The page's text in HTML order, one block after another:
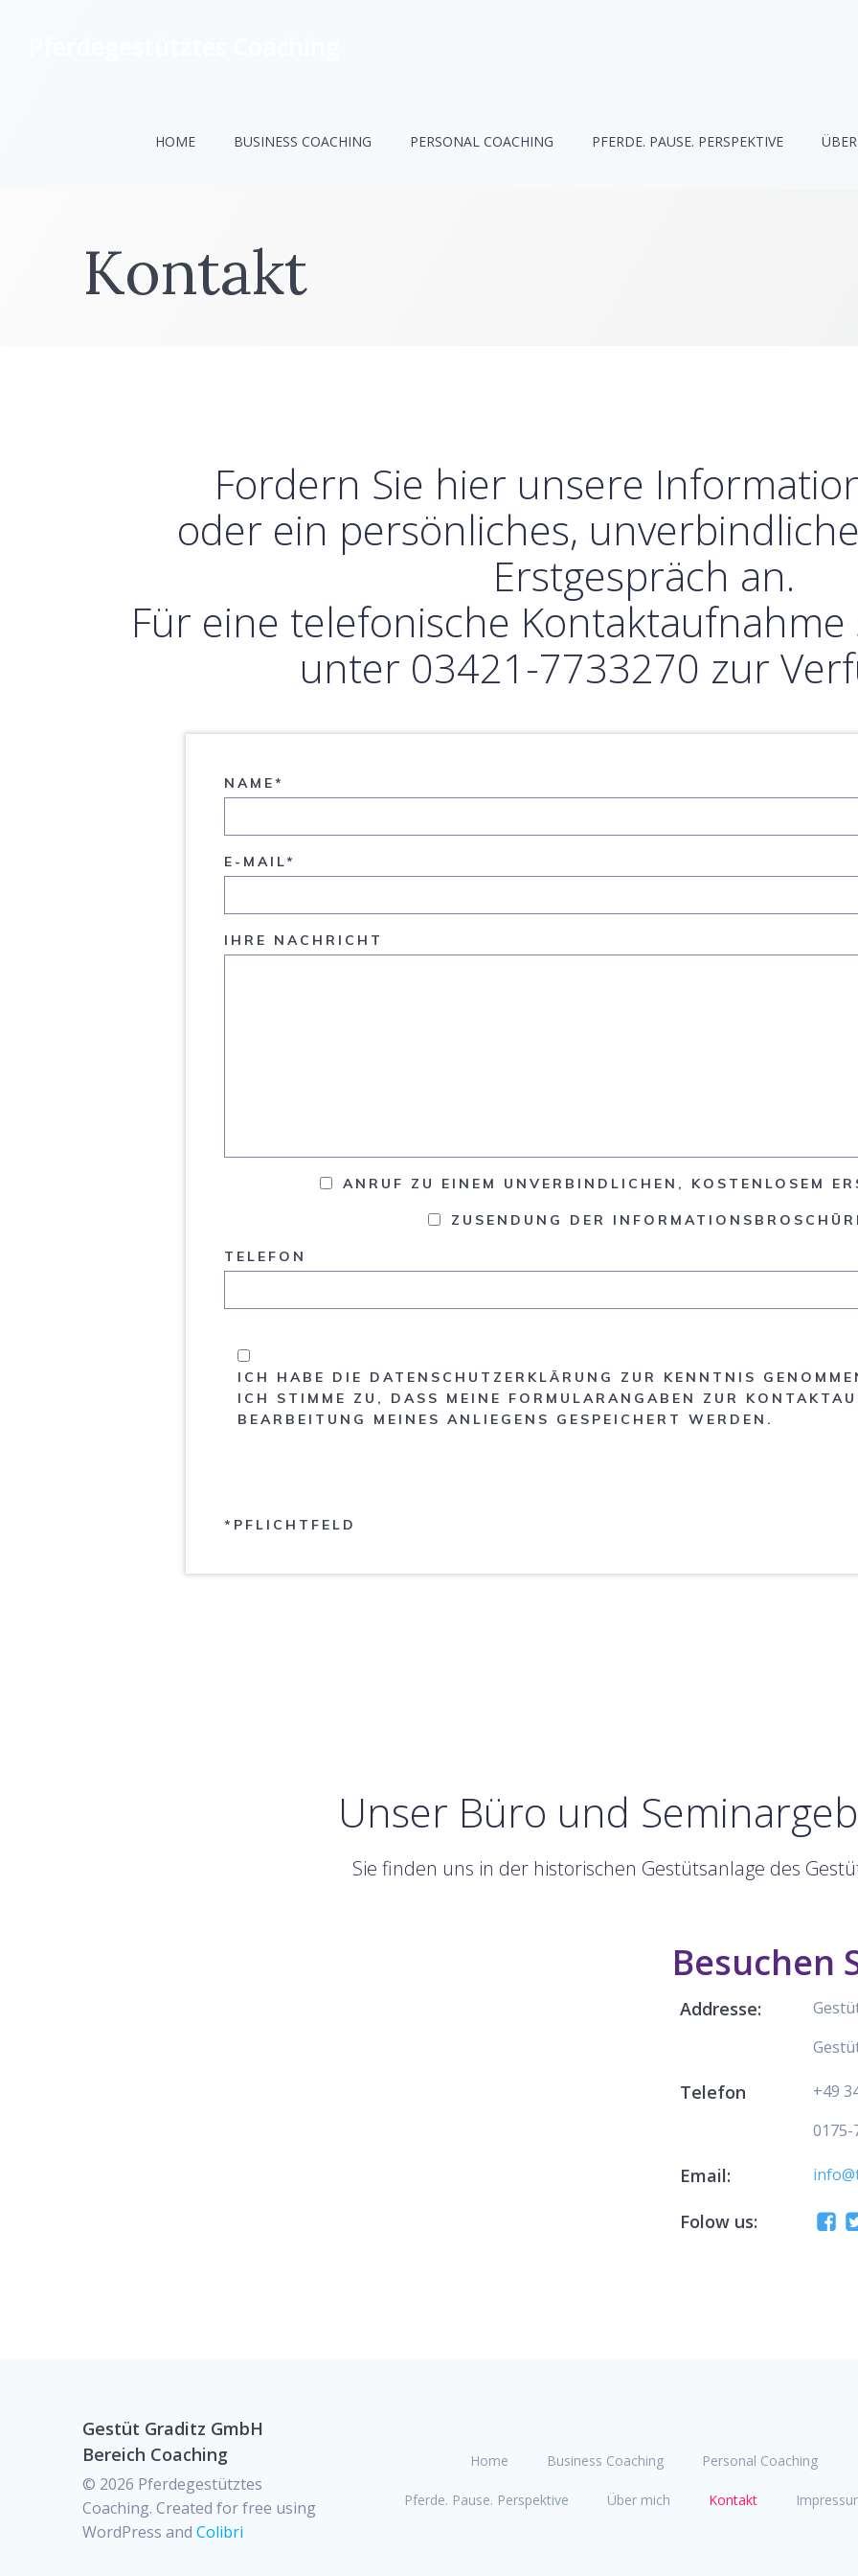
HOME BUSINESS COACHING PERSONAL COACHING PFERDE. PAUSE. PERSPEKTIVE
Kontakt
Fordern Sie hier unsere
oder ein persönliches,
Erstgespräch an.
Für eine telefonische
unter 03421-7733270 zur
NAME*
E-MAIL*
IHRE NACHRICHT
ANRUF ZU EINEM UNVERBINDLICHEN, KOSTENLOSEM
ZUSENDUNG DER
TELEFON
ICH HABE DIE DATENSCHUTZERKLÄRUNG ZUR KENNTNIS
ICH STIMME ZU, DASS MEINE FORMULARANGABEN ZUR
BEARBEITUNG MEINES ANLIEGENS GESPEICHERT WERDEN.
*PFLICHTFELD
Unser Büro und
Sie finden uns in der historischen Gestütsanlage des
Besuchen
Addresse:
Telefon
+49
0175-
Email:
Folow us:
Gestüt Graditz GmbH
Bereich Coaching
© 2026 Pferdegestütztes
Coaching. Created for free using
WordPress and Colibri
Home Business Coaching Personal Coaching
Pferde. Pause. Perspektive Über mich Kontakt